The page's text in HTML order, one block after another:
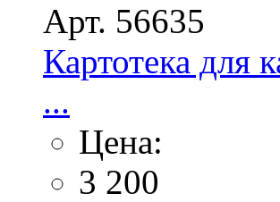
Арт. 56635
Картотека для
...
Цена:
3 200